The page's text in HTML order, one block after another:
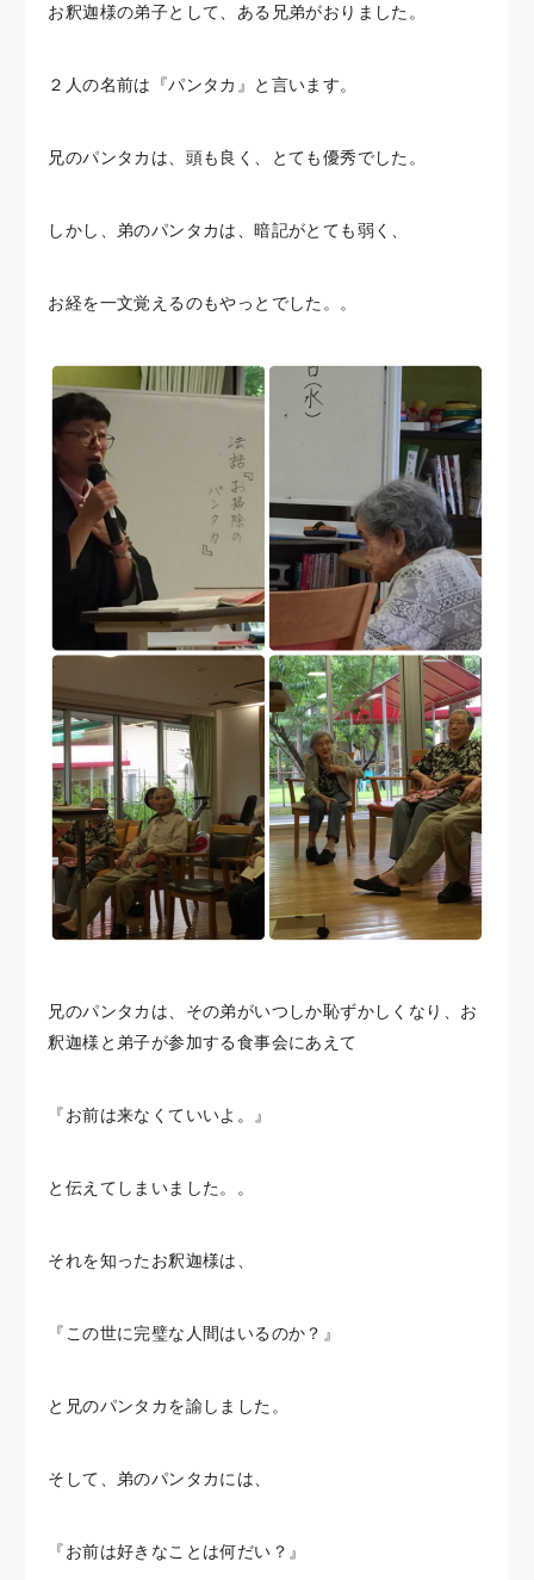
お釈迦様の弟子として、ある兄弟がおりました。
２人の名前は『パンタカ』と言います。
兄のパンタカは、頭も良く、とても優秀でした。
しかし、弟のパンタカは、暗記がとても弱く、
お経を一文覚えるのもやっとでした。。
兄のパンタカは、その弟がいつしか恥ずかしくなり、お
釈迦様と弟子が参加する食事会にあえて
『お前は来なくていいよ。』
と伝えてしまいました。。
それを知ったお釈迦様は、
『この世に完璧な人間はいるのか？』
と兄のパンタカを諭しました。
そして、弟のパンタカには、
『お前は好きなことは何だい？』